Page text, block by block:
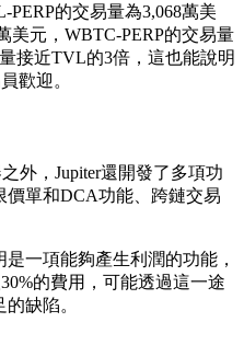
PERP的交易量為3,068萬美
美元，WBTC-PERP的交易量
接近TVL的3倍，這也能說明
歡迎。
外，Jupiter還開發了多項功
單和DCA功能、跨鏈交易
一項能夠產生利潤的功能，
的費用，可能透過這一途
缺陷。